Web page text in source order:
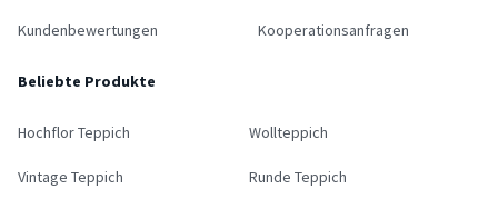
Kundenbewertungen Kooperationsanfragen
Beliebte Produkte
Hochflor Teppich Wollteppich
Vintage Teppich Runde Teppich